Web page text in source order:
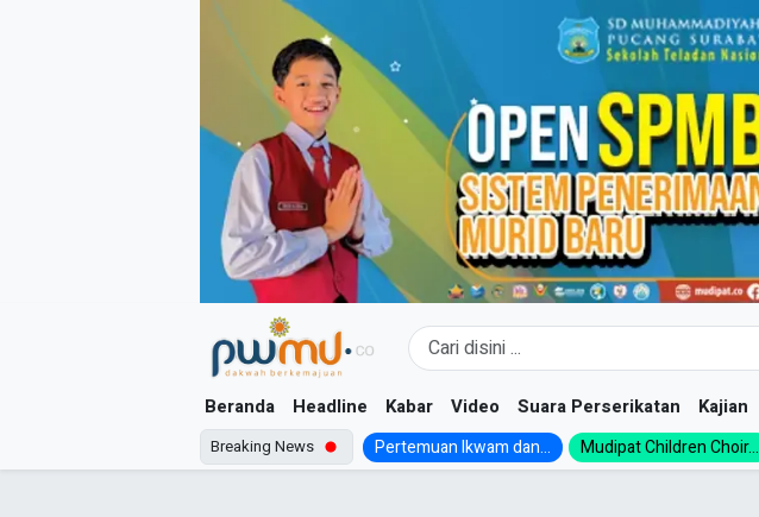
Beranda Headline Kabar Video Suara Perserikatan Kajian
Breaking News Pertemuan Ikwam dan... Mudipat Children Choir...